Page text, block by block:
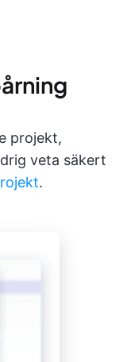
projekt,
veta säkert
.